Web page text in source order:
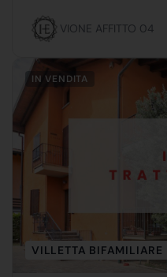
VIONE AFFITTO 04
IN VENDITA
VILLETTA BIFAMILIARE